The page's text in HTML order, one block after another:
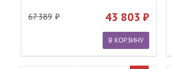
67 389 43 803
В КОРЗИНУ